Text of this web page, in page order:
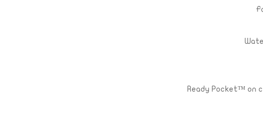
Ready Pocket™ on